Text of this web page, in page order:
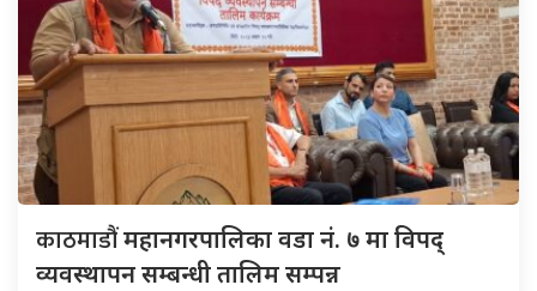
काठमाडौंमहानगरपालिका वडा नं. ७ मा विपद्
व्यवस्थापन सम्बन्धी तालिम सम्पन्न